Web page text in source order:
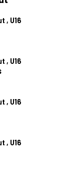
, U16
, U16
, U16
, U16